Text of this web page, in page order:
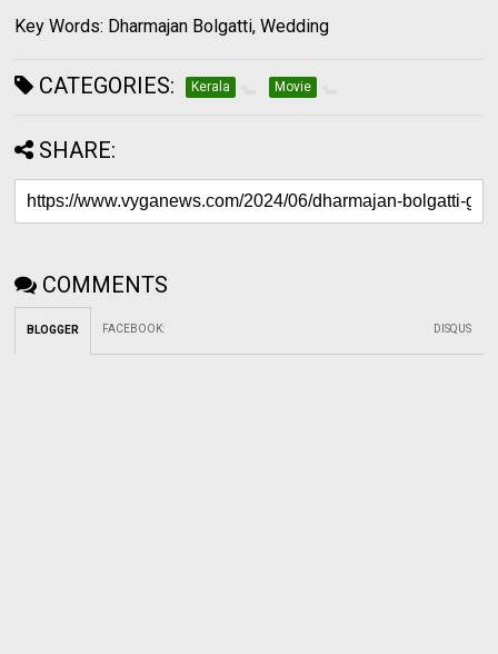
Key Words: Dharmajan Bolgatti, Wedding
CATEGORIES: Kerala Movie
SHARE:
COMMENTS
BLOGGER FACEBOOK: DISQUS